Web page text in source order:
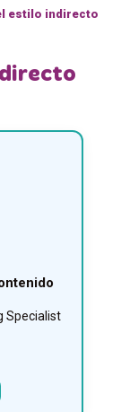
estilo indirecto
Specialist